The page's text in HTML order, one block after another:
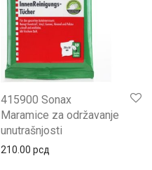
415900 Sonax
Maramice za održavanje
unutrašnjosti
210.00 рсд